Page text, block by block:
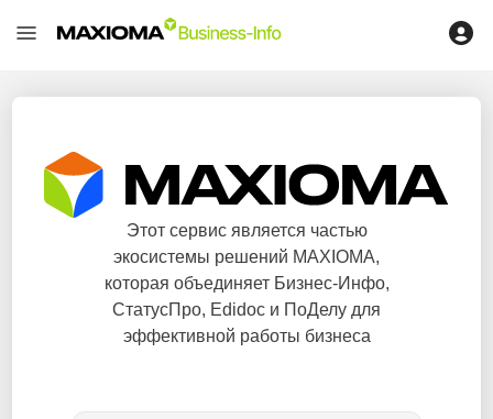
Этот сервис является частью
экосистемы решений MAXIOMA,
которая объединяет Бизнес-Инфо,
СтатусПро, Edidoc и ПоДелу для
эффективной работы бизнеса